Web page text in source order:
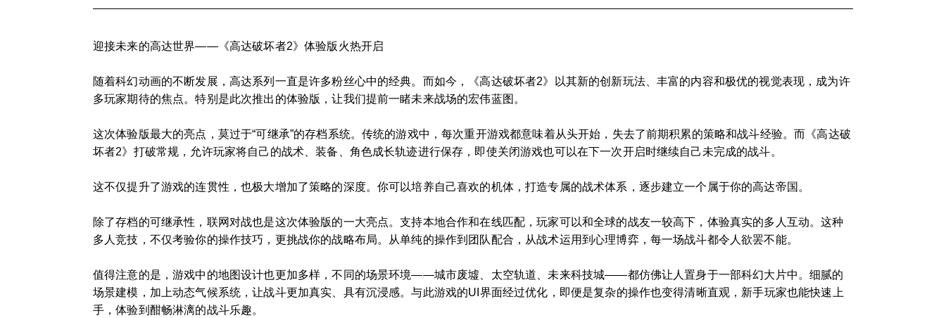
迎接未来的高达世界——《高达破坏者2》体验版火热开启
随着科幻动画的不断发展，高达系列一直是许多粉丝心中的经典。而如今，《高达破坏者2》以其新的创新玩法、丰富的内容和极优的视觉表现，成为许
多玩家期待的焦点。特别是此次推出的体验版，让我们提前一睹未来战场的宏伟蓝图。
这次体验版最大的亮点，莫过于“可继承”的存档系统。传统的游戏中，每次重开游戏都意味着从头开始，失去了前期积累的策略和战斗经验。而《高达破
坏者2》打破常规，允许玩家将自己的战术、装备、角色成长轨迹进行保存，即使关闭游戏也可以在下一次开启时继续自己未完成的战斗。
这不仅提升了游戏的连贯性，也极大增加了策略的深度。你可以培养自己喜欢的机体，打造专属的战术体系，逐步建立一个属于你的高达帝国。
除了存档的可继承性，联网对战也是这次体验版的一大亮点。支持本地合作和在线匹配，玩家可以和全球的战友一较高下，体验真实的多人互动。这种
多人竞技，不仅考验你的操作技巧，更挑战你的战略布局。从单纯的操作到团队配合，从战术运用到心理博弈，每一场战斗都令人欲罢不能。
值得注意的是，游戏中的地图设计也更加多样，不同的场景环境——城市废墟、太空轨道、未来科技城——都仿佛让人置身于一部科幻大片中。细腻的
场景建模，加上动态气候系统，让战斗更加真实、具有沉浸感。与此游戏的UI界面经过优化，即便是复杂的操作也变得清晰直观，新手玩家也能快速上
手，体验到酣畅淋漓的战斗乐趣。